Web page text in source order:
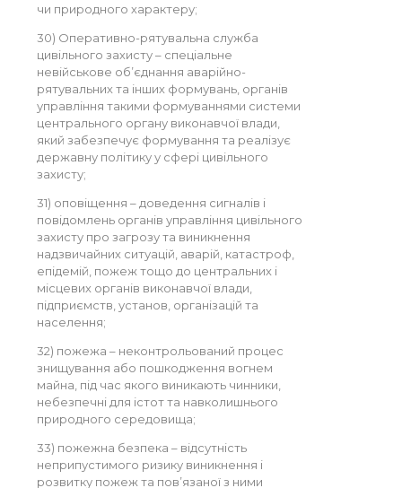
чи природного характеру;
30) Оперативно-рятувальна служба
цивільного захисту – спеціальне
невійськове об’єднання аварійно-
рятувальних та інших формувань, органів
управління такими формуваннями системи
центрального органу виконавчої влади,
який забезпечує формування та реалізує
державну політику у сфері цивільного
захисту;
31) оповіщення – доведення сигналів і
повідомлень органів управління цивільного
захисту про загрозу та виникнення
надзвичайних ситуацій, аварій, катастроф,
епідемій, пожеж тощо до центральних і
місцевих органів виконавчої влади,
підприємств, установ, організацій та
населення;
32) пожежа – неконтрольований процес
знищування або пошкодження вогнем
майна, під час якого виникають чинники,
небезпечні для істот та навколишнього
природного середовища;
33) пожежна безпека – відсутність
неприпустимого ризику виникнення і
розвитку пожеж та пов’язаної з ними